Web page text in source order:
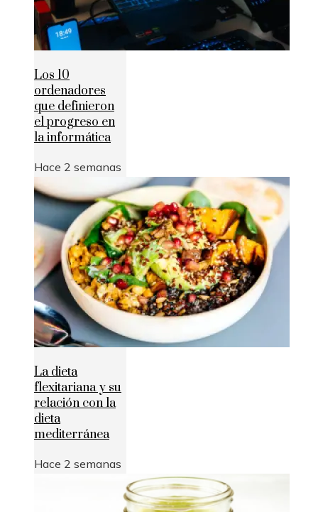
Los 10
ordenadores
que definieron
el progreso en
la informática
Hace 2 semanas
La dieta
flexitariana y su
relación con la
dieta
mediterránea
Hace 2 semanas